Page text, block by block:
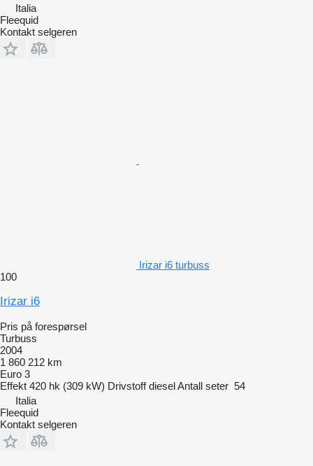
Italia
Fleequid
Kontakt selgeren
Irizar i6 turbuss
100
Irizar i6
Pris på forespørsel
Turbuss
2004
1 860 212 km
Euro 3
Effekt 420 hk (309 kW) Drivstoff dieselAntall seter 54
Italia
Fleequid
Kontakt selgeren